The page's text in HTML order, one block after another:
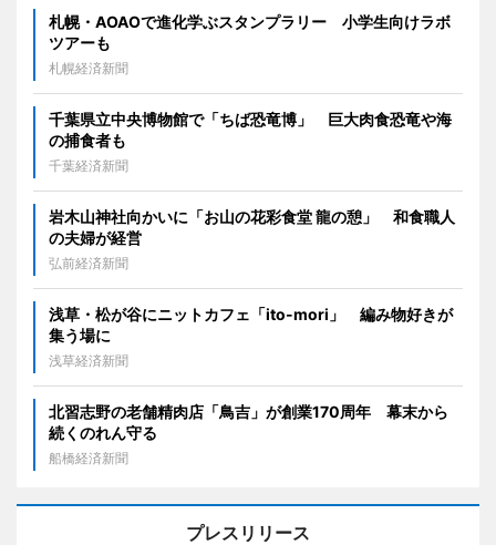
札幌・AOAOで進化学ぶスタンプラリー 小学生向けラボ
ツアーも
札幌経済新聞
千葉県立中央博物館で「ちば恐竜博」 巨大肉食恐竜や海
の捕食者も
千葉経済新聞
岩木山神社向かいに「お山の花彩食堂 龍の憩」 和食職人
の夫婦が経営
弘前経済新聞
浅草・松が谷にニットカフェ「ito-mori」 編み物好きが
集う場に
浅草経済新聞
北習志野の老舗精肉店「鳥吉」が創業170周年 幕末から
続くのれん守る
船橋経済新聞
プレスリリース